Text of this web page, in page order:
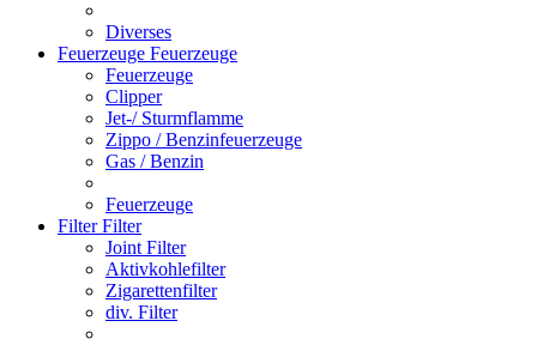
Diverses
Feuerzeuge Feuerzeuge
Feuerzeuge
Clipper
Jet-/ Sturmflamme
Zippo / Benzinfeuerzeuge
Gas / Benzin
Feuerzeuge
FilterFilter
Joint Filter
Aktivkohlefilter
Zigarettenfilter
div. Filter